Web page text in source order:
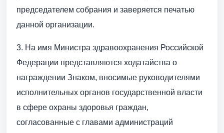
председателем собрания и заверяется печатью
данной организации.
3. На имя Министра здравоохранения Российской
Федерации представляются ходатайства о
награждении Знаком, вносимые руководителями
исполнительных органов государственной власти
в сфере охраны здоровья граждан,
согласованные с главами администраций